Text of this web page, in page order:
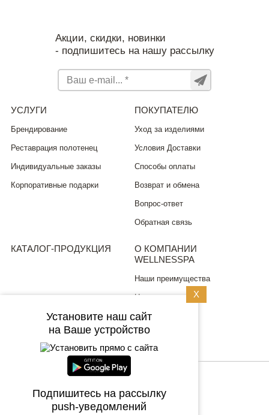
Акции, скидки, новинки
- подпишитесь на нашу рассылку
УСЛУГИ
Брендирование
Реставрация полотенец
Индивидуальные заказы
Корпоративные подарки
ПОКУПАТЕЛЮ
Уход за изделиями
Условия Доставки
Способы оплаты
Возврат и обмена
Вопрос-ответ
Обратная связь
КАТАЛОГ-ПРОДУКЦИЯ
О КОМПАНИИ
WELLNESSPA
Наши преимущества
Новости
ПОЛИТИКА
КОНФИДЕНЦИАЛЬНОСТИ
8 (499) 704 0315
+7 (925) 746 8092
+7903 5278520
X
Установите наш сайт
на Ваше устройство
Подпишитесь на рассылку
push-уведомлений